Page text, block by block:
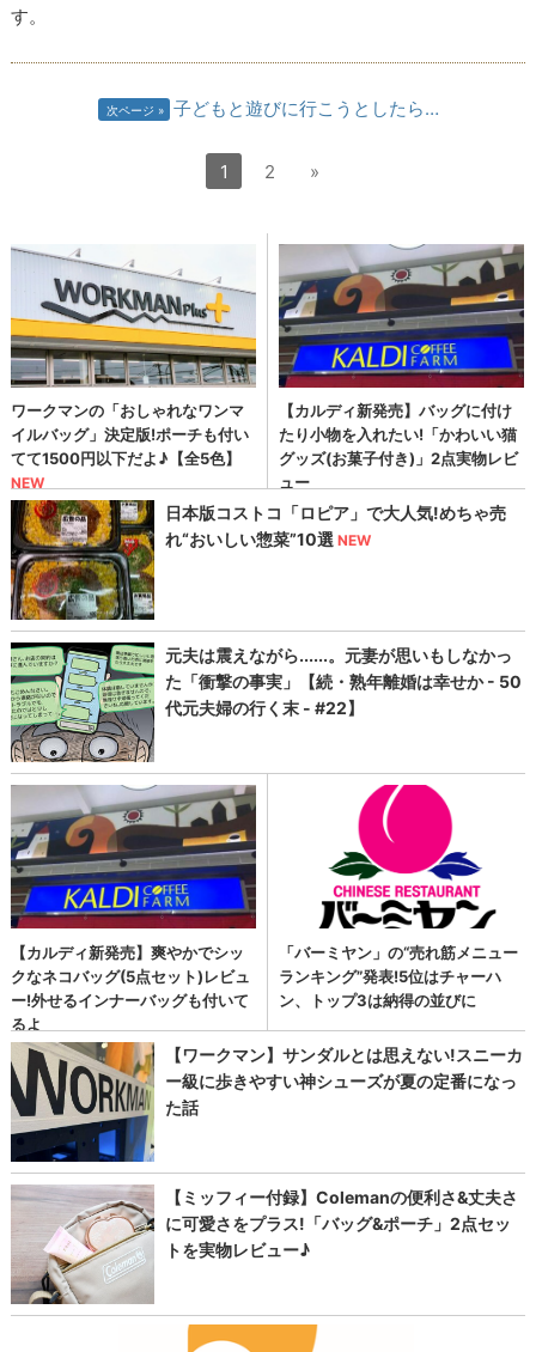
す。
次ページ 子どもと遊びに行こうとしたら…
1 2 »